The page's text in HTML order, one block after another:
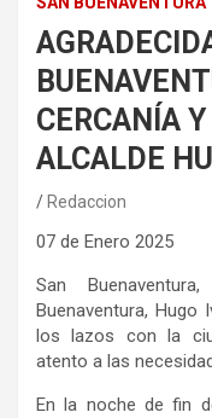
CERCANÍA
ALCALDE
Redaccion
07 de Enero 2025
San Buenaventura,
Buenaventura, Hugo
los lazos con la
atento a las
En la noche de fin